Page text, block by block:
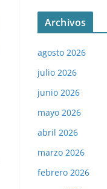
Archivos
agosto 2026
julio 2026
junio 2026
mayo 2026
abril 2026
marzo 2026
febrero 2026